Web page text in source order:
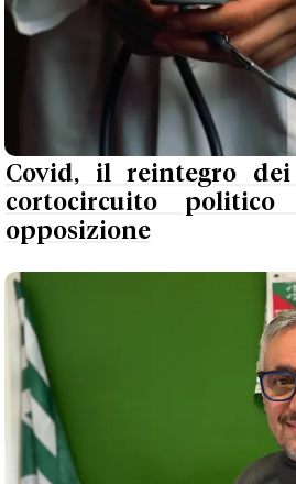
Covid, il reintegro
cortocircuito
opposizione